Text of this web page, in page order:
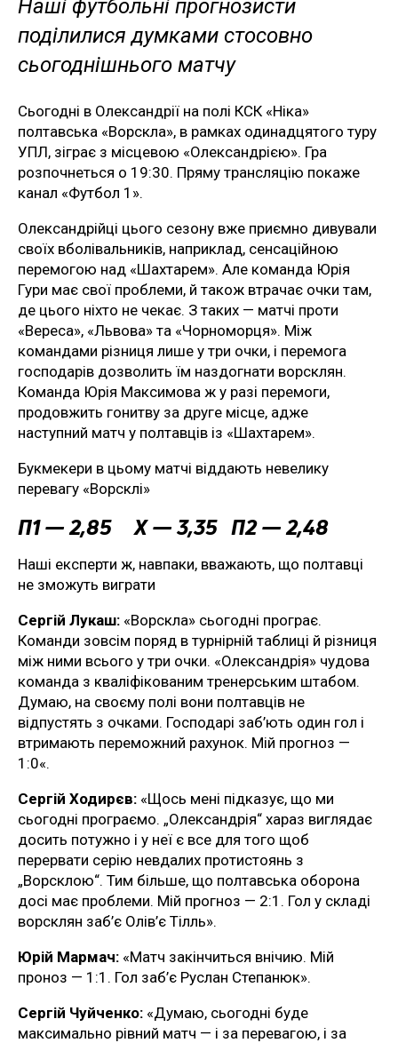
Наші футбольні прогнозисти
поділилися думками стосовно
сьогоднішнього матчу
Сьогодні в Олександрії на полі КСК «Ніка»
полтавська «Ворскла», в рамках одинадцятого туру
УПЛ, зіграє з місцевою «Олександрією». Гра
розпочнеться о 19:30. Пряму трансляцію покаже
канал «Футбол 1».
Олександрійці цього сезону вже приємно дивували
своїх вболівальників, наприклад, сенсаційною
перемогою над «Шахтарем». Але команда Юрія
Гури має свої проблеми, й також втрачає очки там,
де цього ніхто не чекає. З таких — матчі проти
«Вереса», «Львова» та «Чорноморця». Між
командами різниця лише у три очки, і перемога
господарів дозволить їм наздогнати ворсклян.
Команда Юрія Максимова ж у разі перемоги,
продовжить гонитву за друге місце, адже
наступний матч у полтавців із «Шахтарем».
Букмекери в цьому матчі віддають невелику
перевагу «Ворсклі»
П1 — 2,85 Х — 3,35 П2 — 2,48
Наші експерти ж, навпаки, вважають, що полтавці
не зможуть виграти
Сергій Лукаш: «Ворскла» сьогодні програє.
Команди зовсім поряд в турнірній таблиці й різниця
між ними всього у три очки. «Олександрія» чудова
команда з кваліфікованим тренерським штабом.
Думаю, на своєму полі вони полтавців не
відпустять з очками. Господарі заб’ють один гол і
втримають переможний рахунок. Мій прогноз —
1:0«.
Сергій Ходирєв: «Щось мені підказує, що ми
сьогодні програємо. „Олександрія“ хараз виглядає
досить потужно і у неї є все для того щоб
перервати серію невдалих протистоянь з
„Ворсклою“. Тим більше, що полтавська оборона
досі має проблеми. Мій прогноз — 2:1. Гол у складі
ворсклян заб’є Олів’є Тілль».
Юрій Мармач: «Матч закінчиться внічию. Мій
проноз — 1:1. Гол заб’є Руслан Степанюк».
Сергій Чуйченко: «Думаю, сьогодні буде
максимально рівний матч — і за перевагою, і за